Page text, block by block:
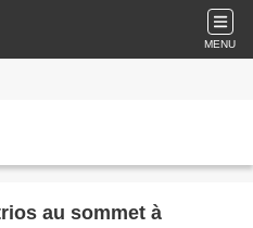
MENU
au sommet à